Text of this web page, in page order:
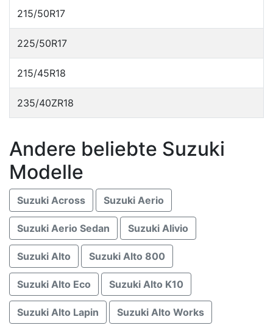
215/50R17
225/50R17
215/45R18
235/40ZR18
Andere beliebte Suzuki
Modelle
Suzuki Across Suzuki Aerio
Suzuki Aerio Sedan Suzuki Alivio
Suzuki Alto Suzuki Alto 800
Suzuki Alto Eco Suzuki Alto K10
Suzuki Alto Lapin Suzuki Alto Works